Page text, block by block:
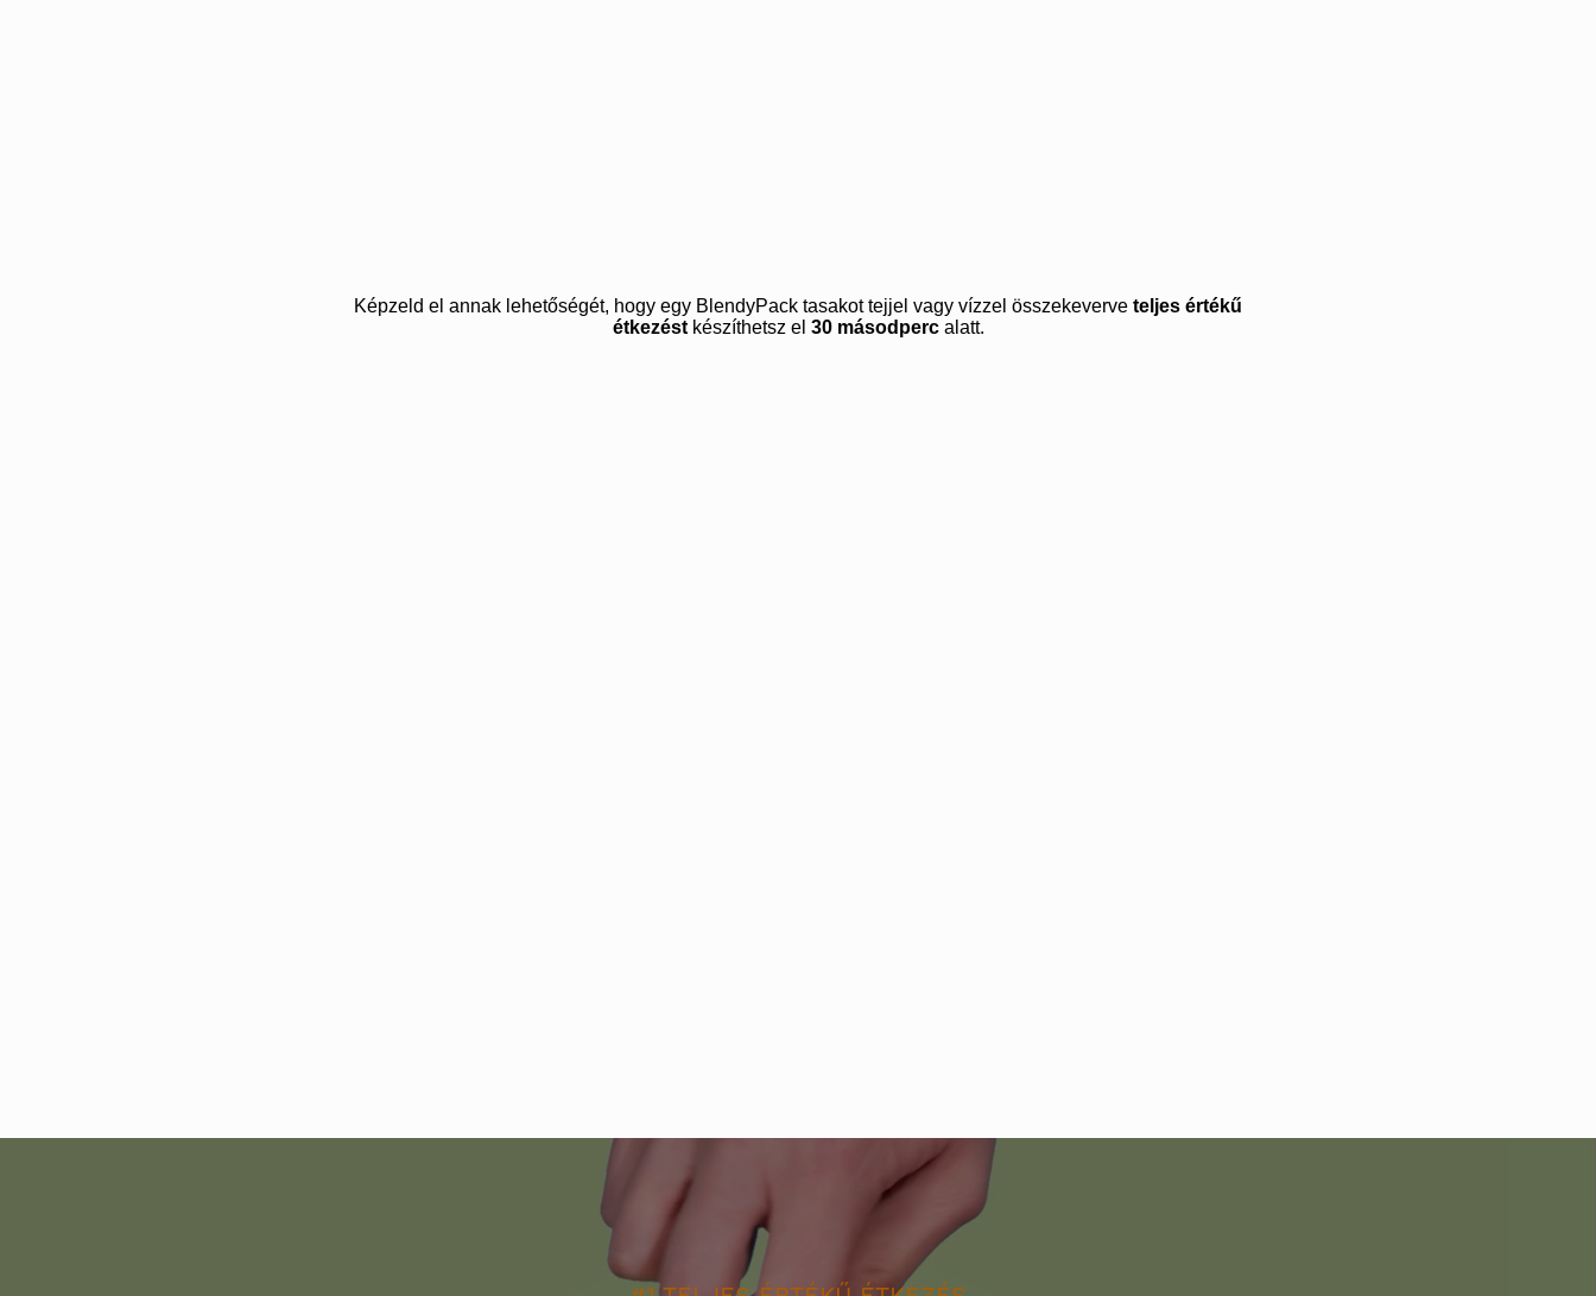
Képzeld el annak lehetőségét, hogy egy BlendyPack tasakot tejjel vagy vízzel összekeverve teljes értékű
étkezést készíthetsz el 30 másodperc alatt.